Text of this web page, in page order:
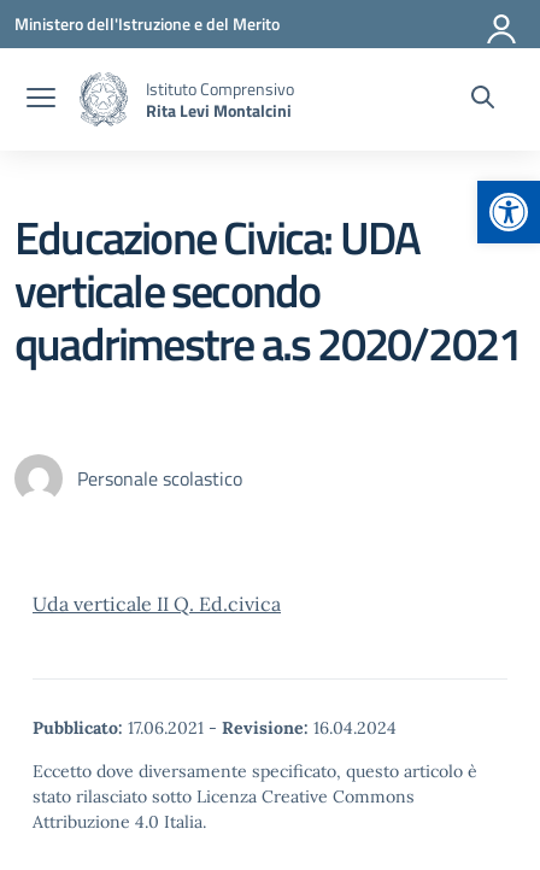
Vai ai contenuti
Vai al menu di navigazione
Vai al footer
Ministero dell'Istruzione e del Merito
Istituto Comprensivo
Rita Levi Montalcini
Educazione Civica: UDA
verticale secondo
quadrimestre a.s 2020/2021
Personale scolastico
Uda verticale II Q. Ed.civica
Pubblicato: 17.06.2021 - Revisione: 16.04.2024
Eccetto dove diversamente specificato, questo articolo è
stato rilasciato sotto Licenza Creative Commons
Attribuzione 4.0 Italia.